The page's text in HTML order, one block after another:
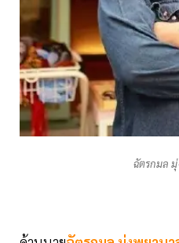
ฉัตรกมล